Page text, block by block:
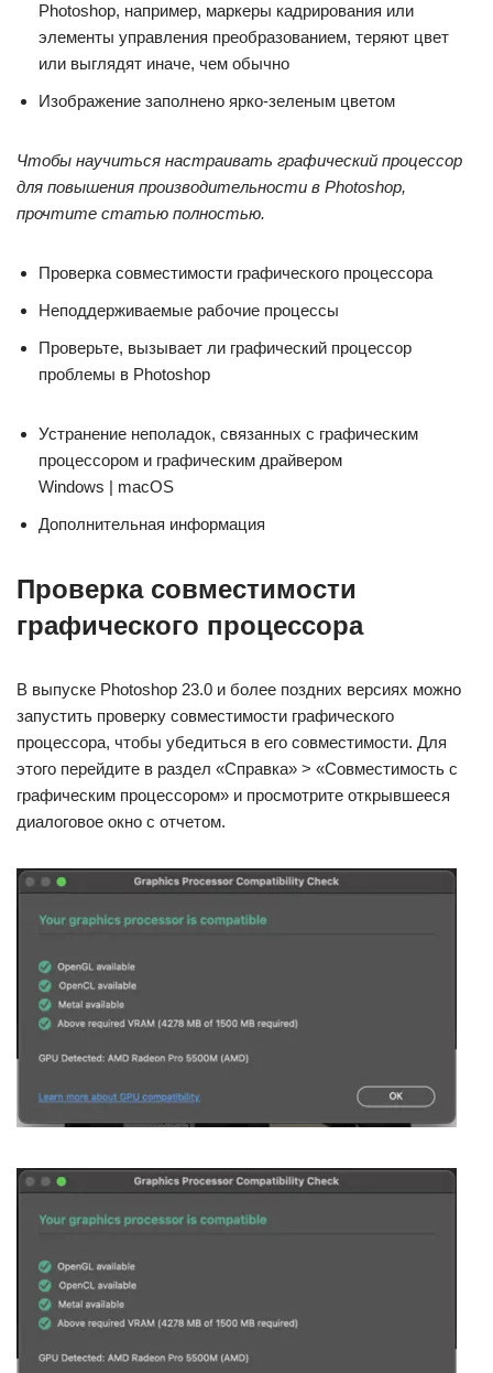
Photoshop, например, маркеры кадрирования или
элементы управления преобразованием, теряют цвет
или выглядят иначе, чем обычно
Изображение заполнено ярко-зеленым цветом
Чтобы научиться настраивать графический процессор
для повышения производительности в Photoshop,
прочтите статью полностью.
Проверка совместимости графического процессора
Неподдерживаемые рабочие процессы
Проверьте, вызывает ли графический процессор
проблемы в Photoshop
Устранение неполадок, связанных с графическим
процессором и графическим драйвером
Windows | macOS
Дополнительная информация
Проверка совместимости
графического процессора
В выпуске Photoshop 23.0 и более поздних версиях можно
запустить проверку совместимости графического
процессора, чтобы убедиться в его совместимости. Для
этого перейдите в раздел «Справка» > «Совместимость с
графическим процессором» и просмотрите открывшееся
диалоговое окно с отчетом.